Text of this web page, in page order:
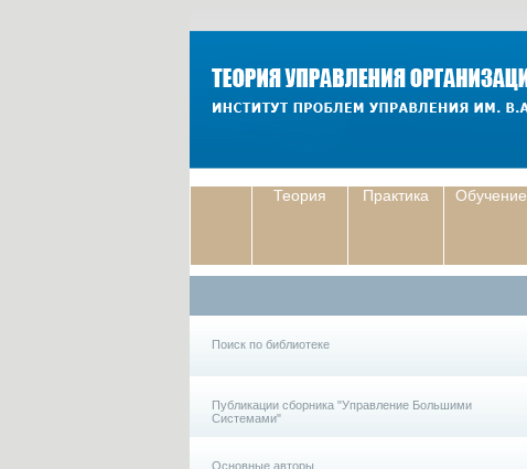
Теория Практика Обучение
Поиск по библиотеке
Публикации сборника "Управление Большими
Системами"
Основные авторы